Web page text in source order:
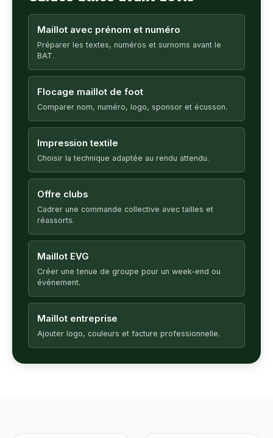
Maillot avec prénom et numéro
Préparer les textes, numéros et surnoms avant le
BAT.
Flocage maillot de foot
Comparer nom, numéro, logo, sponsor et écusson.
Impression textile
Choisir la technique adaptée au rendu attendu.
Offre clubs
Cadrer une commande collective avec tailles et
réassorts.
Maillot EVG
Créer une tenue de groupe pour un week-end ou
événement.
Maillot entreprise
Ajouter logo, couleurs et facture professionnelle.